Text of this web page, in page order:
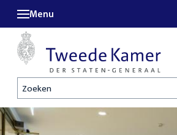
Zoeken
Menu